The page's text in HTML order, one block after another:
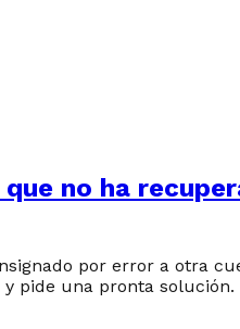
no ha
por error a otra
pide una pronta solución.